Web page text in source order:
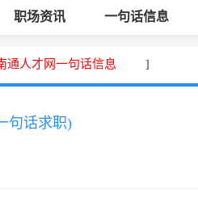
职场资讯 一句话信息
通人才网一句话信息 ]
句话求职)